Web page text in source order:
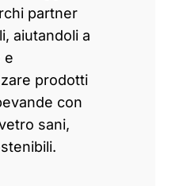
partner
aiutandoli a
e
prodotti
con
sani,